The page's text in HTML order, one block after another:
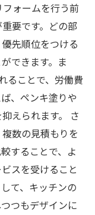
ォームを行う前
要です。どの部
先順位をつける
できます。ま
ることで、労働費
、ペンキ塗りや
えられます。 さ
数の見積もりを
することで、よ
スを受けること
て、キッチンの
つもデザインに